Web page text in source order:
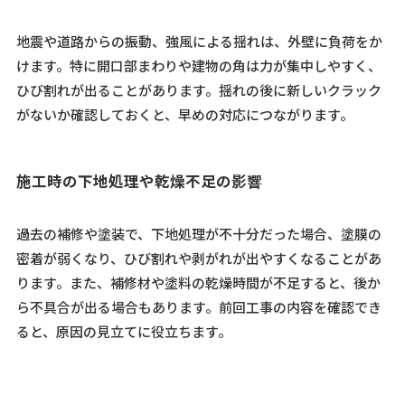
地震や道路からの振動、強風による揺れは、外壁に負荷をか
けます。特に開口部まわりや建物の角は力が集中しやすく、
ひび割れが出ることがあります。揺れの後に新しいクラック
がないか確認しておくと、早めの対応につながります。
施工時の下地処理や乾燥不足の影響
過去の補修や塗装で、下地処理が不十分だった場合、塗膜の
密着が弱くなり、ひび割れや剥がれが出やすくなることがあ
ります。また、補修材や塗料の乾燥時間が不足すると、後か
ら不具合が出る場合もあります。前回工事の内容を確認でき
ると、原因の見立てに役立ちます。